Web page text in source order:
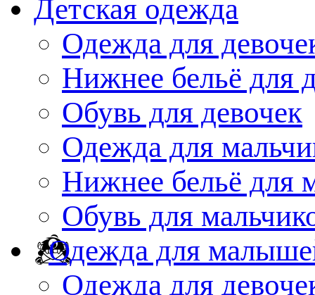
Детская одежда
Одежда для
Нижнее бельё для
Обувь для девочек
Одежда для
Нижнее бельё для
Обувь для
Одежда для
Одежда для